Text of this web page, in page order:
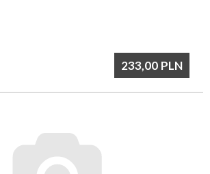
233,00 PLN